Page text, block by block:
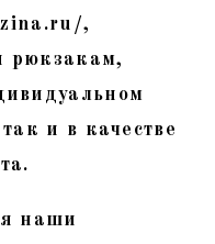
,
рюкзакам,
и в качестве
наши